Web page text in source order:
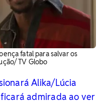
fatal para salvar os
TV Globo
Alika/Lúcia
admirada ao ver